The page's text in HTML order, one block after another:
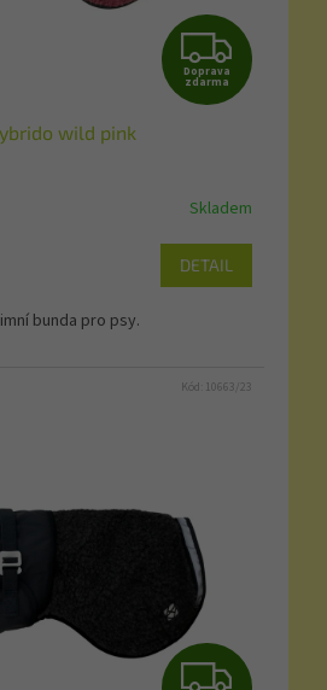
Z
D
R
M
A
Doprava
zdarma
wild pink
Skladem
DETAIL
bunda pro psy.
Z
Kód: 10663/23